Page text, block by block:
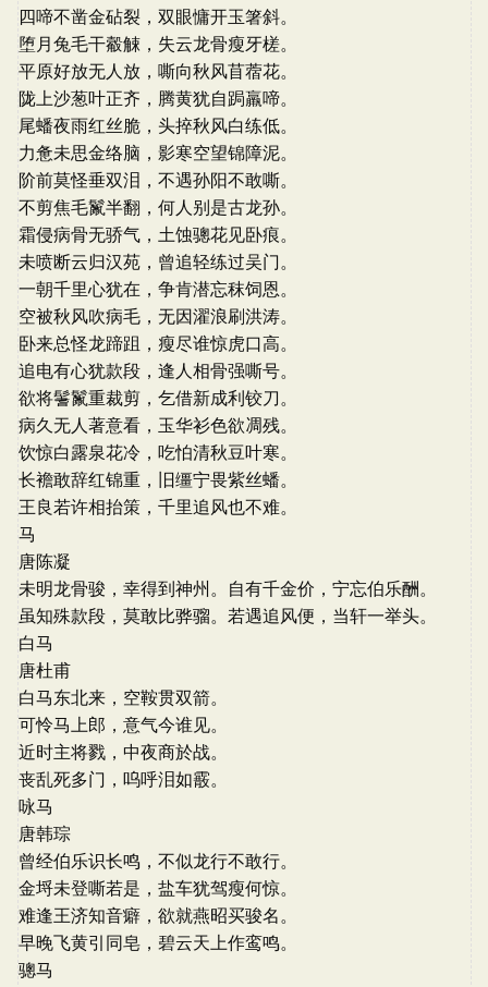
四啼不凿金砧裂，双眼慵开玉箸斜。
堕月兔毛干觳觫，失云龙骨瘦牙槎。
平原好放无人放，嘶向秋风苜蓿花。
陇上沙葱叶正齐，腾黄犹自跼羸啼。
尾蟠夜雨红丝脆，头捽秋风白练低。
力惫未思金络脑，影寒空望锦障泥。
阶前莫怪垂双泪，不遇孙阳不敢嘶。
不剪焦毛鬣半翻，何人别是古龙孙。
霜侵病骨无骄气，土蚀骢花见卧痕。
未喷断云归汉苑，曾追轻练过吴门。
一朝千里心犹在，争肯潜忘秣饲恩。
空被秋风吹病毛，无因濯浪刷洪涛。
卧来总怪龙蹄跙，瘦尽谁惊虎口高。
追电有心犹款段，逢人相骨强嘶号。
欲将鬐鬣重裁剪，乞借新成利铰刀。
病久无人著意看，玉华衫色欲凋残。
饮惊白露泉花冷，吃怕清秋豆叶寒。
长襜敢辞红锦重，旧缰宁畏紫丝蟠。
王良若许相抬策，千里追风也不难。
马
唐陈凝
未明龙骨骏，幸得到神州。自有千金价，宁忘伯乐酬。
虽知殊款段，莫敢比骅骝。若遇追风便，当轩一举头。
白马
唐杜甫
白马东北来，空鞍贯双箭。
可怜马上郎，意气今谁见。
近时主将戮，中夜商於战。
丧乱死多门，呜呼泪如霰。
咏马
唐韩琮
曾经伯乐识长鸣，不似龙行不敢行。
金埒未登嘶若是，盐车犹驾瘦何惊。
难逢王济知音癖，欲就燕昭买骏名。
早晚飞黄引同皂，碧云天上作鸾鸣。
骢马